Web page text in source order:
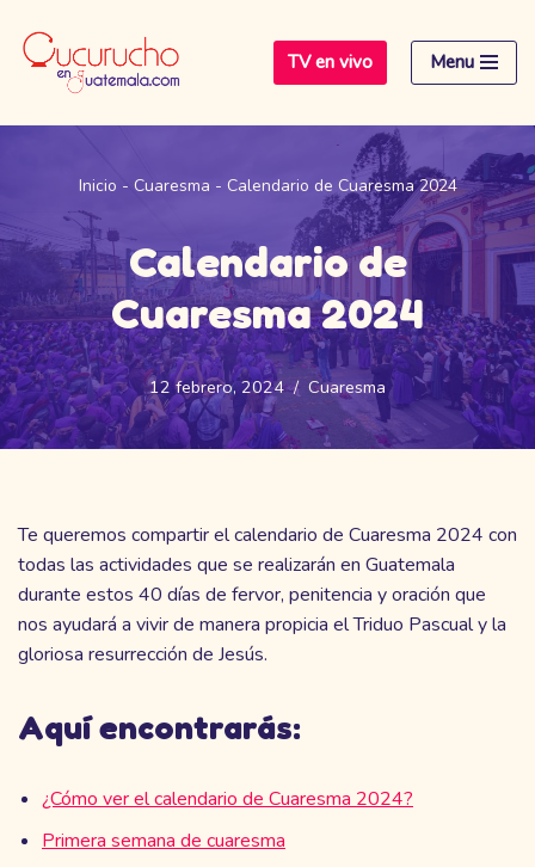
Saltar
contenido
TV en vivo Menu
Inicio - Cuaresma - Calendario de Cuaresma 2024
Calendario de
Cuaresma 2024
12 febrero, 2024 Cuaresma
Te queremos compartir el calendario de Cuaresma 2024 con
todas las actividades que se realizarán en Guatemala
durante estos 40 días de fervor, penitencia y oración que
nos ayudará a vivir de manera propicia el Triduo Pascual y la
gloriosa resurrección de Jesús.
Aquí encontrarás:
¿Cómo ver el calendario de Cuaresma 2024?
Primera semana de cuaresma